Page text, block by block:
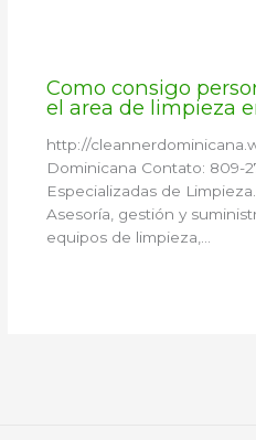
Como consigo
el area de limpieza
http://
Dominicana Contato: 809-
Especializadas de
Asesoría, gestión y
equipos de limpieza,…